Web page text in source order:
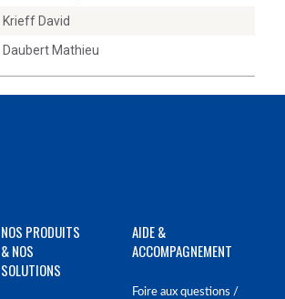
Krieff David
Daubert Mathieu
NOS PRODUITS
& NOS
SOLUTIONS
AIDE &
ACCOMPAGNEMENT
Foire aux questions /